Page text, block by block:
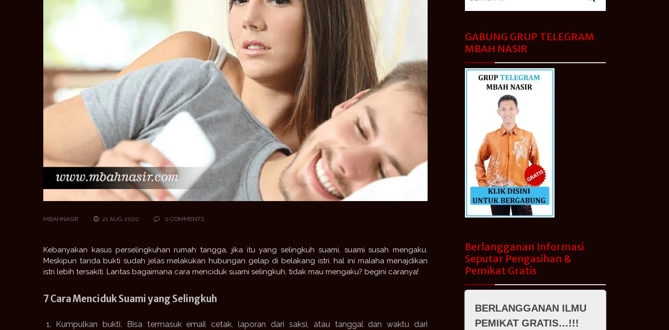
MBAHNASIR 21 AUG 2020 0 COMMENTS
Kebanyakan kasus perselingkuhan rumah tangga, jika itu yang selingkuh suami, suami susah mengaku.
Meskipun tanda bukti sudah jelas melakukan hubungan gelap di belakang istri.hal ini malaha menajdikan
istri lebih tersakiti. Lantas bagaimana cara menciduk suami selingkuh, tidak mau mengaku? begini caranya!
7 Cara Menciduk Suami yang Selingkuh
Kumpulkan bukti.
Bisa termasuk email cetak, laporan dari saksi, atau tanggal dan waktu dari
for:
GABUNG GRUP TELEGRAM
MBAH NASIR
Berlangganan Informasi
Seputar Pengasihan &
Pemikat Gratis
BERLANGGANAN ILMU
PEMIKAT GRATIS…!!!